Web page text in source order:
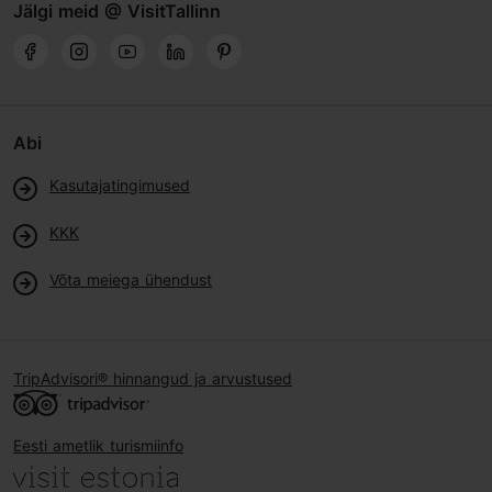
Jälgi meid @ VisitTallinn
Abi
Kasutajatingimused
KKK
Võta meiega ühendust
TripAdvisori® hinnangud ja arvustused
Eesti ametlik turismiinfo